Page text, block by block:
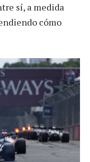
sí, a medida
cómo